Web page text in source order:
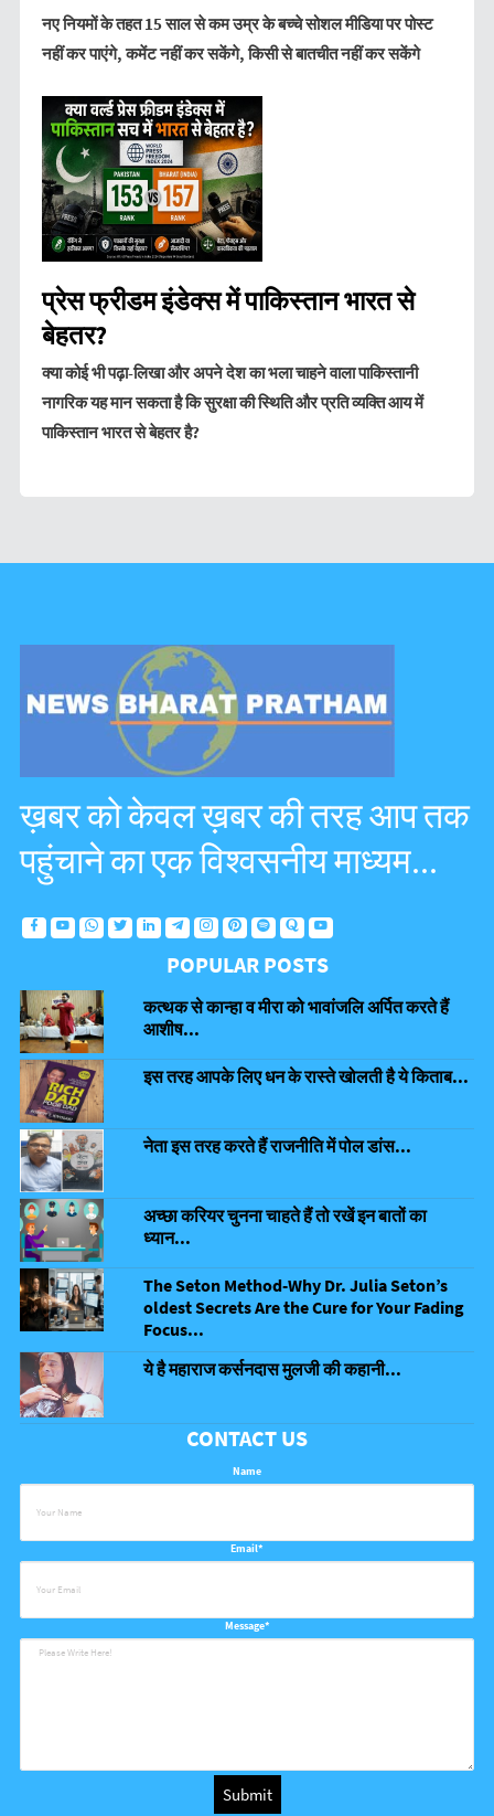
नए नियमों के तहत 15 साल से कम उम्र के बच्चे सोशल मीडिया पर पोस्ट
नहीं कर पाएंगे, कमेंट नहीं कर सकेंगे, किसी से बातचीत नहीं कर सकेंगे
प्रेस फ्रीडम इंडेक्स में पाकिस्तान भारत से
बेहतर?
क्या कोई भी पढ़ा-लिखा और अपने देश का भला चाहने वाला पाकिस्तानी
नागरिक यह मान सकता है कि सुरक्षा की स्थिति और प्रति व्यक्ति आय में
पाकिस्तान भारत से बेहतर है?
ख़बर को केवल ख़बर की तरह आप तक
पहुंचाने का एक विश्वसनीय माध्यम...
POPULAR POSTS
कत्थक से कान्हा व मीरा को भावांजलि अर्पित करते हैं
आशीष...
इस तरह आपके लिए धन के रास्ते खोलती है ये किताब...
नेता इस तरह करते हैं राजनीति में पोल डांस...
अच्छा करियर चुनना चाहते हैं तो रखें इन बातों का
ध्यान...
The Seton Method-Why Dr. Julia Seton’s
oldest Secrets Are the Cure for Your Fading
Focus...
ये है महाराज कर्सनदास मुलजी की कहानी...
CONTACT US
Name
Email*
Message*